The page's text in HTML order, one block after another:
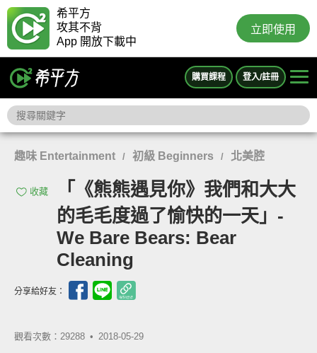
希平方
攻其不背
App 開放下載中
立即使用
購買課程 登入/註冊
趣味 Entertainment / 初級 Beginners / 北美腔
收藏
「《熊熊遇見你》我們和大大
的毛毛度過了愉快的一天」-
We Bare Bears: Bear
Cleaning
分享給好友：
觀看次數：29288 • 2018-05-29